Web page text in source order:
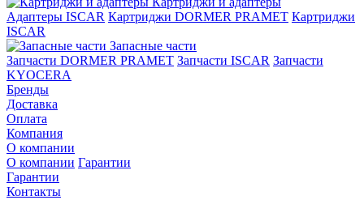
Адаптеры ISCAR Картриджи DORMER PRAMET Картриджи
ISCAR
Запасные части
Запчасти DORMER PRAMET Запчасти ISCAR Запчасти
KYOCERA
Бренды
Доставка
Оплата
Компания
О компании
О компании Гарантии
Гарантии
Контакты